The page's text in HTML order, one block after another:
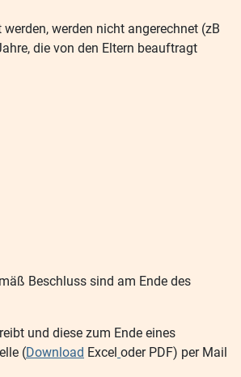
werden nicht angerechnet (zB
die von den Eltern beauftragt
Beschluss sind am Ende des
und diese zum Ende eines
(Download Excel oder PDF) per Mail